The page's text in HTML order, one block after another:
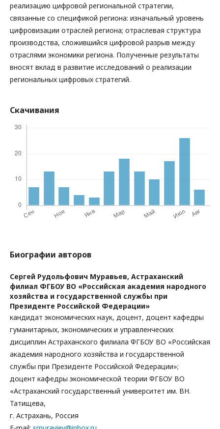
реализацию цифровой региональной стратегии,
связанные со спецификой региона: изначальный уровень
цифровизации отраслей региона; отраслевая структура
производства, сложившийся цифровой разрыв между
отраслями экономики региона. Полученные результаты
вносят вклад в развитие исследований о реализации
региональных цифровых стратегий.
Скачивания
Биографии авторов
Сергей Рудольфович Муравьев, Астраханский
филиал ФГБОУ ВО «Российская академия народного
хозяйства и государственной службы при
Президенте Российской Федерации»
кандидат экономических наук, доцент, доцент кафедры
гуманитарных, экономических и управленческих
дисциплин Астраханского филиала ФГБОУ ВО «Российская
академия народного хозяйства и государственной
службы при Президенте Российской Федерации»;
доцент кафедры экономической теории ФГБОУ ВО
«Астраханский государственный университет им. ВН.
Татищева,
г. Астрахань, Россия